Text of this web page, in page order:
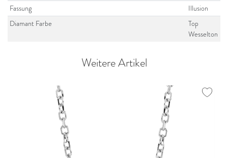
Fassung
Illusion
Diamant Farbe
Top
Wesselton
Weitere Artikel